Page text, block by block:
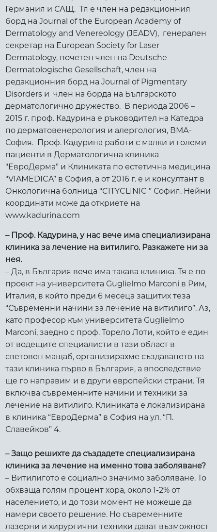
Германия и САЩ. Тя е член на редакционния
борд на Journal of the European Academy of
Dermatology and Venereology (JEADV), генерален
секретар на European Society for Laser
Dermatology, почетен член на Deutsche
Dermatologische Gesellschaft, член на
редакционния борд на Journal of Pigmentary
Disorders и член на борда на Българското
дерматологично дружество. В периода 2006 –
2015 г. проф. Кадурина е ръководител на Катедра
по дерматовенерология и алергология, ВМА-
София. Проф. Кадурина работи с малки и големи
пациенти в Дерматологична клиника
“ЕвроДерма” и Клиниката по естетична медицина
“VIAMEDICA” в София, а от 2016 г. е и консултант в
Онкологична болница “CITYCLINIC ” София. Нейни
координати може да откриете на
www.kadurina.com
– Проф. Кадурина, у нас вече има специализирана
клиника за лечение на витилиго. Разкажете ни за
нея.
– Да, в България вече има такава клиника. Тя е по
проект на университета Guglielmo Marconi в Рим,
Италия, в който преди 6 месеца защитих теза
“Съвременни начини за лечение на витилиго”. Аз,
като професор към университета Guglielmo
Marconi, заедно с проф. Торело Лоти, който е един
от водещите специалисти в тази област в
световен мащаб, организирахме създаването на
тази клиника първо в България, а впоследствие
ще го направим и в други европейски страни. Тя
включва съвременните начини и техники за
лечение на витилиго. Клиниката е локализирана
в клиника “ЕвроДерма” в София на ул. “П.
Славейков” 4.
– Защо решихте да създадете специализирана
клиника за лечение на именно това заболяване?
– Витилигото е социално значимо заболяване. То
обхваща голям процент хора, около 1-2% от
населението, и до този момент не можеше да
намери своето решение. Но съвременните
лазерни и хирургични техники дават възможност